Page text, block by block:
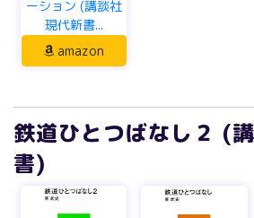
ーション (講談社
現代新書...
amazon
鉄道ひとつばなし２ (
書)